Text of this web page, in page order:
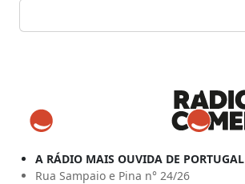
A RÁDIO MAIS OUVIDA DE PORTUGAL
Rua Sampaio e Pina n° 24/26